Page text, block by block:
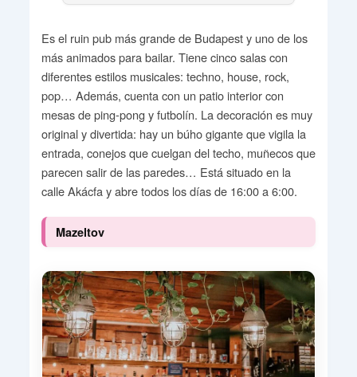
Es el ruin pub más grande de Budapest y uno de los
más animados para bailar. Tiene cinco salas con
diferentes estilos musicales: techno, house, rock,
pop… Además, cuenta con un patio interior con
mesas de ping-pong y futbolín. La decoración es muy
original y divertida: hay un búho gigante que vigila la
entrada, conejos que cuelgan del techo, muñecos que
parecen salir de las paredes… Está situado en la
calle Akácfa y abre todos los días de 16:00 a 6:00.
Mazeltov